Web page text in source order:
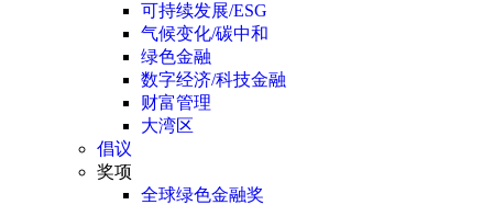
可持续发展/ESG
气候变化/碳中和
绿色金融
数字经济/科技金融
财富管理
大湾区
倡议
奖项
全球绿色金融奖